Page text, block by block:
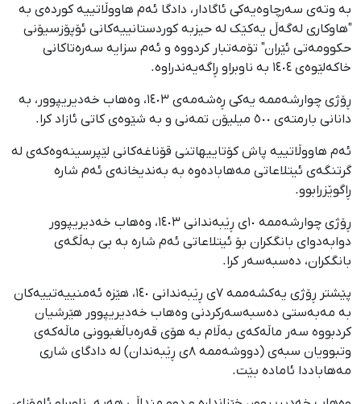
بە وتەی سەرچاوەیەکی ئاگادار، دادگا ئەم هاووڵاتییە کوردەی بە
"هاوکاری لەگەڵ یەکێک لە حیزبە کوردستانییەکانی ئۆپۆزسیۆنی
حکوومەتی ئێران" تۆمەتبار کردووە و ئەم سزایە سەرەتاکانی
خاکەلێوەی ١٤٠٤ بە ناوبراو ڕاگەیەندراوە.
ڕۆژی چوارشەممە یەکی ڕەشەمەی ١٤٠٣، وەهاب خەدیریپوور، بە
دانانی بارمتەی ٥٠٠ میلیۆن تمەنی و بە شێوەی کاتی ئازاد کرا.
ئەم هاووڵاتییە پاش کۆتاییهاتنی قۆناغەکانی لێپرسینەوەکەی لە
گرتنگەی ئیتلاعاتی مەهابادەوە بە بەندیخانەی ئەم شارە
ڕاگوێزرابوو.
ڕۆژی چوارشەممە ١٠ی ڕێبەندانی ١٤٠٣، وەهاب خەدیریپوور
دوابەدوای بانگکران بۆ ئیتلاعاتی ئەم شارە بە بێ بەڵگەی
بانگکران، دەسبەسەر کرا.
پێشتر ڕۆژی یەکشەممە ٧ی ڕێبەندانی ١٤٠، هێزە ئەمنییەتییەکان
بە مەبەستی دەسبەسەرکردنی وەهاب خەدیریپوور هێرشیان
کردبووە سەر ماڵەکەی بەڵام بە هۆی قەرەباڵغبوونی ماڵەکەی
وتبوویان سبەی (دووشەممە ٨ی ڕێبەندان) لە دادگای شاری
مەهاباددا ئامادە بێت.